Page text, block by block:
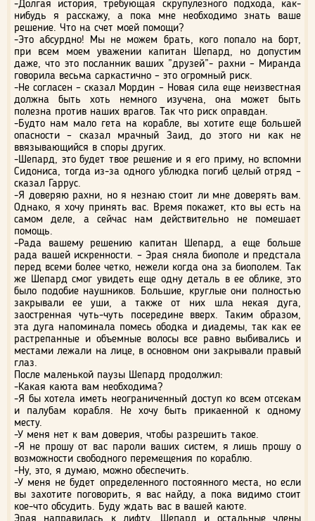
-Долгая история, требующая скрупулезного подхода, как-
нибудь я расскажу, а пока мне необходимо знать ваше
решение. Что на счет моей помощи?
-Это абсурдно! Мы не можем брать, кого попало на борт,
при всем моем уважении капитан Шепард, но допустим
даже, что это посланник ваших ”друзей”- рахни – Миранда
говорила весьма саркастично – это огромный риск.
-Не согласен – сказал Мордин – Новая сила еще неизвестная
должна быть хоть немного изучена, она может быть
полезна против наших врагов. Так что риск оправдан.
-Будто нам мало гета на корабле, вы хотите еще большей
опасности – сказал мрачный Заид, до этого ни как не
ввязывающийся в споры других.
-Шепард, это будет твое решение и я его приму, но вспомни
Сидониса, тогда из-за одного ублюдка погиб целый отряд –
сказал Гаррус.
-Я доверяю рахни, но я незнаю стоит ли мне доверять вам.
Однако, я хочу принять вас. Время покажет, кто вы есть на
самом деле, а сейчас нам действительно не помешает
помощь.
-Рада вашему решению капитан Шепард, а еще больше
рада вашей искренности. – Эрая сняла биополе и предстала
перед всеми более четко, нежели когда она за биополем. Так
же Шепард смог увидеть еще одну деталь в ее облике, это
было подобие наушников. Большие, круглые они полностью
закрывали ее уши, а также от них шла некая дуга,
заостренная чуть-чуть посередине вверх. Таким образом,
эта дуга напоминала помесь ободка и диадемы, так как ее
растрепанные и объемные волосы все равно выбивались и
местами лежали на лице, в основном они закрывали правый
глаз.
После маленькой паузы Шепард продолжил:
-Какая каюта вам необходима?
-Я бы хотела иметь неограниченный доступ ко всем отсекам
и палубам корабля. Не хочу быть прикаенной к одному
месту.
-У меня нет к вам доверия, чтобы разрешить такое.
-Я не прошу от вас пароли ваших систем, я лишь прошу о
возможности свободного перемещения по кораблю.
-Ну, это, я думаю, можно обеспечить.
-У меня не будет определенного постоянного места, но если
вы захотите поговорить, я вас найду, а пока видимо стоит
кое-что обсудить. Буду ждать вас в вашей каюте.